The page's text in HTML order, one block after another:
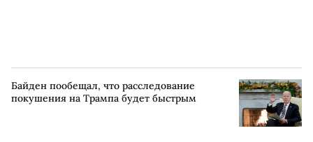
Байден пообещал, что расследование
покушения на Трампа будет быстрым